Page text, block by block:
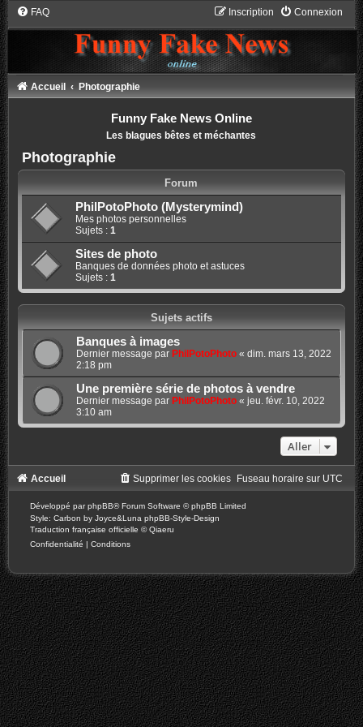
FAQ Connexion
Inscription
Accueil Photographie
Funny Fake News Online
Les blagues bêtes et méchantes
Photographie
Forum
PhilPotoPhoto (Mysterymind)
Mes photos personnelles
Sujets : 1
Sites de photo
Banques de données photo et astuces
Sujets : 1
Sujets actifs
Banques à images
Dernier message par PhilPotoPhoto« dim. mars 13, 2022
2:18 pm
Une première série de photos à vendre
Dernier message par PhilPotoPhoto« jeu. févr. 10, 2022
3:10 am
Aller
Accueil Fuseau horaire sur UTC
Supprimer les cookies
Développé parphpBB® Forum Software © phpBB Limited
Style: Carbon by Joyce&Luna phpBB-Style-Design
Traduction française officielle ©Qiaeru
Confidentialité | Conditions